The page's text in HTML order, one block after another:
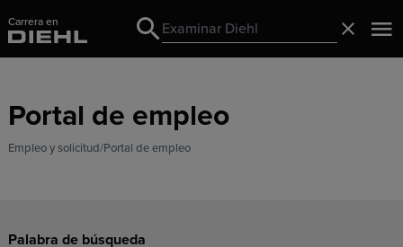
Carrera en
Search
Search
Portal de empleo
Empleo y solicitud Portal de empleo
Palabra de búsqueda